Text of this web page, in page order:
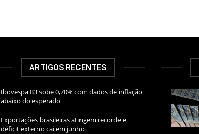
ARTIGOS RECENTES
Ibovespa B3 sobe 0,70% com dados de inflação
abaixo do esperado
Exportações brasileiras atingem recorde e
déficit externo cai em junho